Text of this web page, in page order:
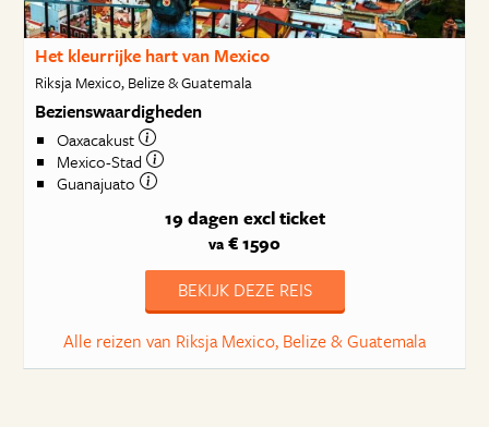
Het kleurrijke hart van Mexico
Riksja Mexico, Belize & Guatemala
Bezienswaardigheden
Oaxacakust
Mexico-Stad
Guanajuato
19 dagen excl ticket
va € 1590
BEKIJK DEZE REIS
Alle reizen van Riksja Mexico, Belize & Guatemala